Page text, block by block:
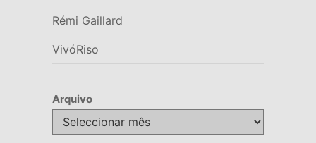
Rémi Gaillard
VivóRiso
Arquivo
Arquivo